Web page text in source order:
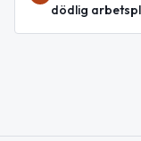
dödlig